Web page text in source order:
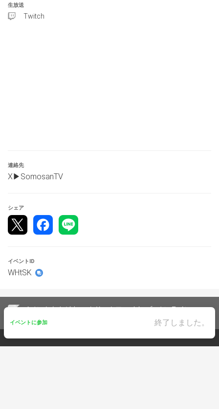
生放送
Twitch
連絡先
X▶SomosanTV
シェア
イベントID
WHtSK
イベントをさがす ストリートファイター6 オンライン
イベントに参加 終了しました。